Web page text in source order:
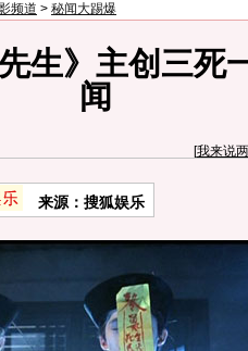
频道 > 秘闻大踢爆
生》主创三死
闻
[我来说
来源：搜狐娱乐